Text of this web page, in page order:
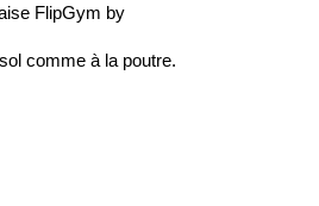
FlipGym by
comme à la poutre.